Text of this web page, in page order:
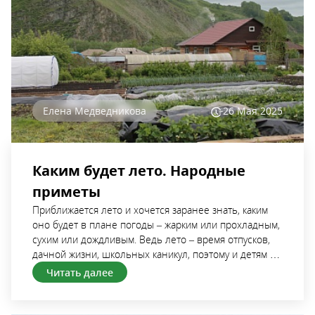
Елена Медведникова 26 Мая 2025
Каким будет лето. Народные
приметы
Приближается лето и хочется заранее знать, каким
оно будет в плане погоды – жарким или прохладным,
сухим или дождливым. Ведь лето – время отпусков,
дачной жизни, школьных каникул, поэтому и детям и
взрослым хочется, чтобы оно было теплым и
солнечным. Узнать, каким оно будет, можно заранее,
Читать далее